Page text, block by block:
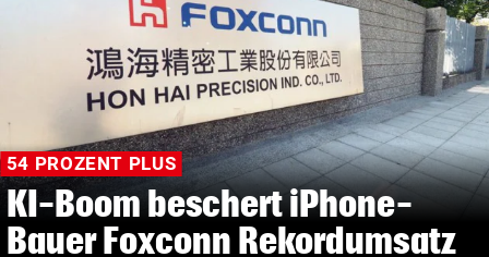
© Krone Multimedia GmbH & Co KG 2026
Muthgasse 2, 1190 Wien
54 PROZENT PLUS
KI-Boom beschert iPhone-
Bauer Foxconn Rekordumsatz